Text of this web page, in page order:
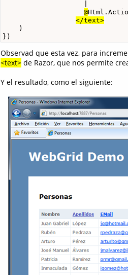
@
</text>
)
})
Observad que esta vez, para
<text> de Razor, que nos permite
Y el resultado, como el siguiente: